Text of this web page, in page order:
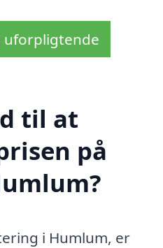
uforpligtende
til at
på
i Humlum, er